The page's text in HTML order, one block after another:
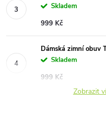
Skladem
999 Kč
Dámská zimní obuv
Skladem
999 Kč
Zobrazit